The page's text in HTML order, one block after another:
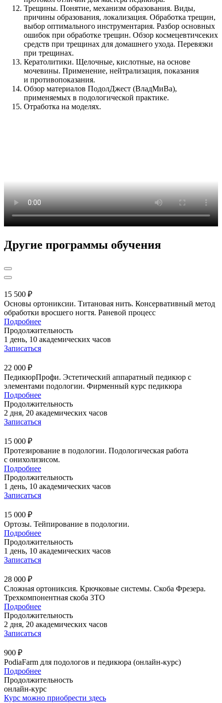
Трещины. Понятие, механизм образования. Виды,
причины образования, локализация. Обработка трещин,
выбор оптимального инструментария. Разбор основных
ошибок при обработке трещин. Обзор космецевтичсеких
средств при трещинах для домашнего ухода. Перевязки
при трещинах.
Кератолитики. Щелочные, кислотные, на основе
мочевины. Применение, нейтрализация, показания
и противопоказания.
Обзор материалов ПодолДжест (ВладМиВа),
применяемых в подологической практике.
Отработка на моделях.
Другие программы обучения
15 500 ₽
Основы ортониксии. Титановая нить. Консервативный метод
обработки вросшего ногтя. Раневой процесс
Подробнее
Продолжительность
1 день, 10 академических часов
Записаться
22 000 ₽
ПедикюрПрофи. Эстетический аппаратный педикюр с
элементами подологии. Фирменный курс педикюра
Подробнее
Продолжительность
2 дня, 20 академических часов
Записаться
15 000 ₽
Протезирование в подологии. Подологическая работа
с онихолизисом.
Подробнее
Продолжительность
1 день, 10 академических часов
Записаться
15 000 ₽
Ортозы. Тейпирование в подологии.
Подробнее
Продолжительность
1 день, 10 академических часов
Записаться
28 000 ₽
Сложная ортониксия. Крючковые системы. Скоба Фрезера.
Трехкомпонентная скоба 3ТО
Подробнее
Продолжительность
2 дня, 20 академических часов
Записаться
900 ₽
PodiaFarm для подологов и педикюра (онлайн-курс)
Подробнее
Продолжительность
онлайн-курс
Курс можно приобрести здесь